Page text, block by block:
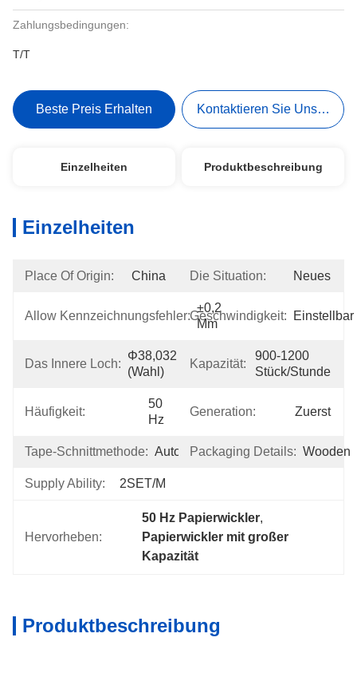
Zahlungsbedingungen:
T/T
Beste Preis Erhalten Kontaktieren Sie Uns Jetzt
Einzelheiten Produktbeschreibung
Einzelheiten
Place Of Origin: China Die Situation: Neues
Allow Kennzeichnungsfehler:
±0,2
Mm
Geschwindigkeit: Einstellbar
Das Innere Loch:
Φ38,032
(Wahl)
Kapazität:
900-1200
Stück/Stunde
Häufigkeit:
50
Hz
Generation: Zuerst
Tape-Schnittmethode: AutomatischPackaging Details: Wooden
Supply Ability: 2SET/M
Hervorheben:
50 Hz Papierwickler,
Papierwickler mit großer
Kapazität
Produktbeschreibung